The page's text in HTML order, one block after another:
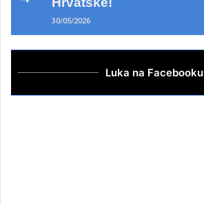
30/05/2026
Luka na Facebooku